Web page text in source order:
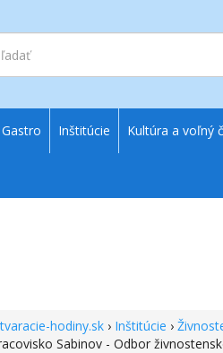
hodiny.sk › Inštitúcie ›
Sabinov - Odbor
Gastro Inštitúcie Kultúra a voľný